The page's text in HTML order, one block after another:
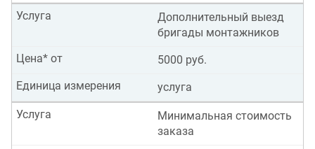
Дополнительный выезд
бригады монтажников
Услуга
5000 руб.
Цена* от
услуга
Единица измерения
Минимальная стоимость
заказа
Услуга